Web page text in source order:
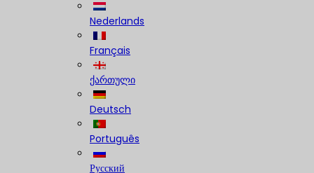
Nederlands
Français
ქართული
Deutsch
Português
Русский